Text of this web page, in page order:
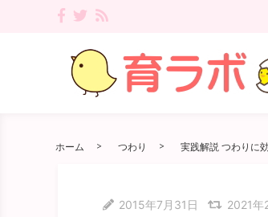
ホーム つわり 実践解説 つわりに
2015年7月31日 2021年